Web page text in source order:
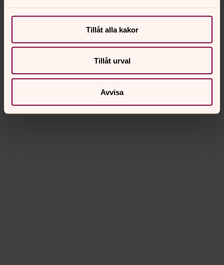
Tillåt alla kakor
Tillåt urval
Avvisa